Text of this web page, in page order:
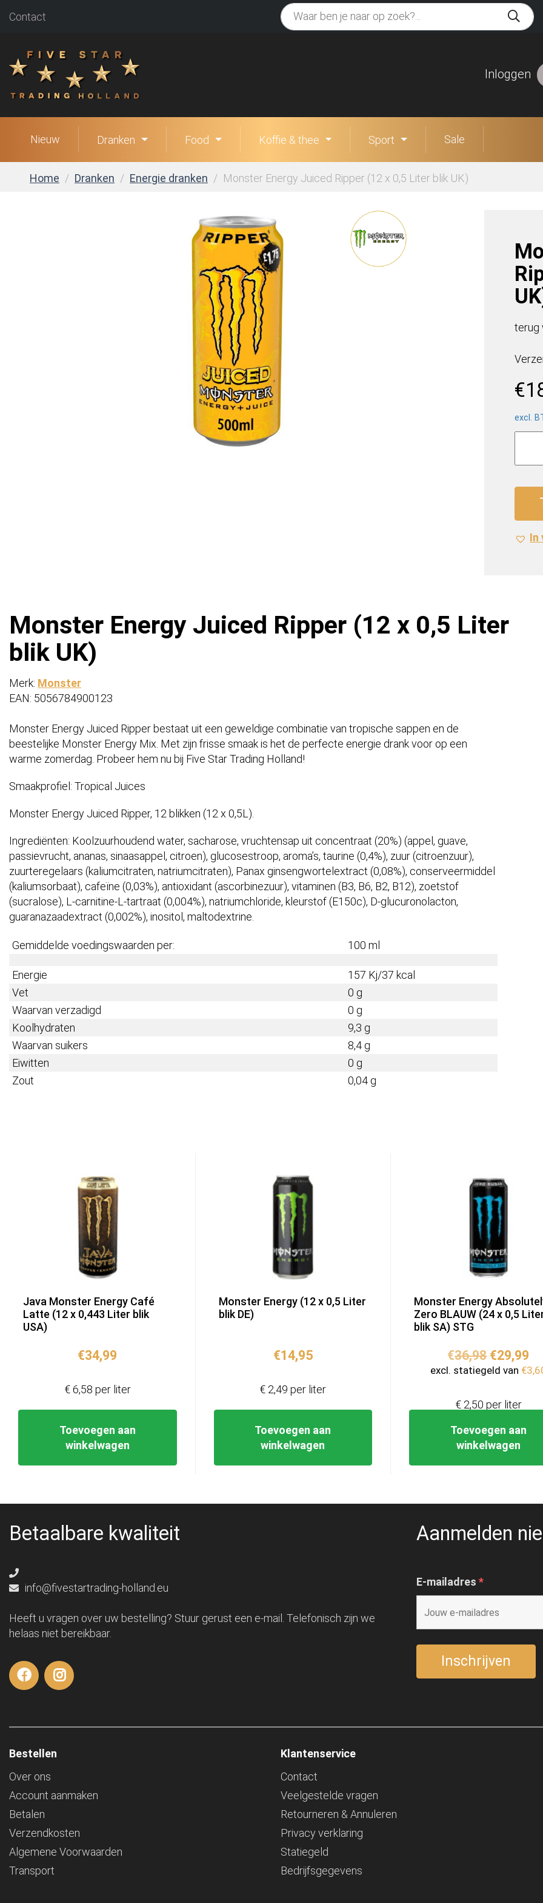
Contact
Inloggen
Nieuw Dranken Food Koffie & thee Sport Sale
Home Dranken Energie dranken Monster Energy Juiced Ripper (12 x 0,5 Liter blik UK)
terug
€
excl.
0,5
LiterIn
Monster Energy Juiced Ripper (12 x 0,5 Liter
blik UK)
Merk: Monster
EAN: 5056784900123
Monster Energy Juiced Ripper bestaat uit een geweldige combinatie van tropische sappen en de
beestelijke Monster Energy Mix. Met zijn frisse smaak is het de perfecte energie drank voor op een
warme zomerdag. Probeer hem nu bij Five Star Trading Holland!
Smaakprofiel: Tropical Juices
Monster Energy Juiced Ripper, 12 blikken (12 x 0,5L).
Ingrediënten: Koolzuurhoudend water, sacharose, vruchtensap uit concentraat (20%) (appel, guave,
passievrucht, ananas, sinaasappel, citroen), glucosestroop, aroma’s, taurine (0,4%), zuur (citroenzuur),
zuurteregelaars (kaliumcitraten, natriumcitraten), Panax ginsengwortelextract (0,08%), conserveermiddel
(kaliumsorbaat), cafeïne (0,03%), antioxidant (ascorbinezuur), vitaminen (B3, B6, B2, B12), zoetstof
(sucralose), L-carnitine-L-tartraat (0,004%), natriumchloride, kleurstof (E150c), D-glucuronolacton,
guaranazaadextract (0,002%), inositol, maltodextrine.
Gemiddelde voedingswaarden per: 100 ml
Energie
157 Kj/37 kcal
Vet
0 g
Waarvan verzadigd
0 g
Koolhydraten
9,3 g
Waarvan suikers
8,4 g
Eiwitten
0 g
Zout
0,04 g
Java Monster Energy Café
Latte (12 x 0,443 Liter blik
USA)
€34,99
Toevoegen aan
winkelwagen
€ 6,58 per liter
Monster Energy (12 x 0,5 Liter
blik DE)
€14,95
Toevoegen aan
winkelwagen
€ 2,49 per liter
Monster Energy
Zero BLAUW (24 x 0,5
blik SA) STG
€36,98
prijs
€36,98.
€29,99
excl. statiegeld van €
Toevoegen aan
winkelwagen
€ 2,50 per liter
Betaalbare kwaliteit
info@fivestartrading-holland.eu
Heeft u vragen over uw bestelling? Stuur gerust een e-mail. Telefonisch zijn we
helaas niet bereikbaar.
Aanmelden
E-mailadres *
Bestellen
Over ons
Account aanmaken
Betalen
Verzendkosten
Algemene Voorwaarden
Transport
Klantenservice
Contact
Veelgestelde vragen
Retourneren & Annuleren
Privacy verklaring
Statiegeld
Bedrijfsgegevens